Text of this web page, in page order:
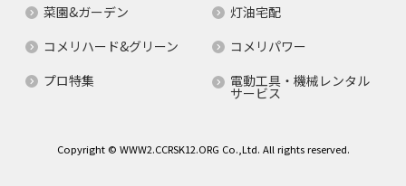
菜園&ガーデン
灯油宅配
コメリハード&グリーン
コメリパワー
プロ特集
電動工具・機械レンタル
サービス
Copyright © WWW2.CCRSK12.ORG Co.,Ltd. All rights reserved.